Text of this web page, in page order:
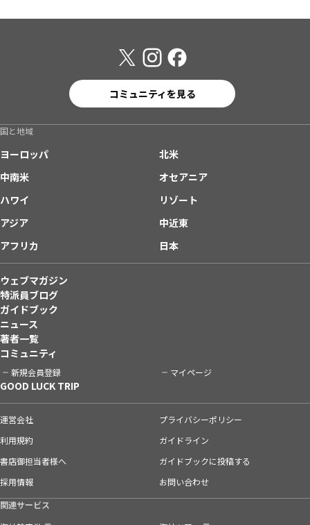
コミュニティを見る
国と地域
ヨーロッパ
北米
中南米
オセアニア
ハワイ
リゾート
アジア
中近東
アフリカ
日本
ウェブマガジン
特派員ブログ
ガイドブック
ニュース
著者一覧
コミュニティ
新規会員登録 マイページ
GOOD LUCK TRIP
運営会社
プライバシーポリシー
利用規約
ガイドライン
書店御担当者様へ
ガイドブックに投稿する
採用情報
お問い合わせ
関連サービス